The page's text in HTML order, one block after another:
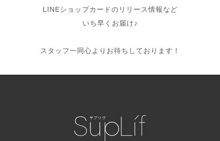
LINEショップカードのリリース情報など
いち早くお届け♪
スタッフ一同心よりお待ちしております！